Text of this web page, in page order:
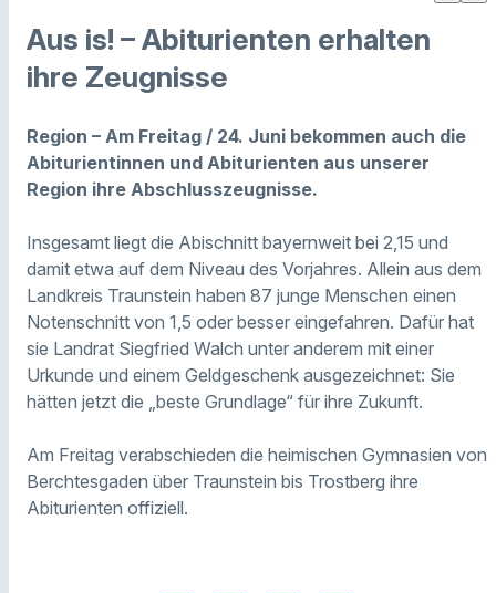
Aus is! – Abiturienten erhalten
ihre Zeugnisse
Region – Am Freitag / 24. Juni bekommen auch die
Abiturientinnen und Abiturienten aus unserer
Region ihre Abschlusszeugnisse.
Insgesamt liegt die Abischnitt bayernweit bei 2,15 und
damit etwa auf dem Niveau des Vorjahres. Allein aus dem
Landkreis Traunstein haben 87 junge Menschen einen
Notenschnitt von 1,5 oder besser eingefahren. Dafür hat
sie Landrat Siegfried Walch unter anderem mit einer
Urkunde und einem Geldgeschenk ausgezeichnet: Sie
hätten jetzt die „beste Grundlage“ für ihre Zukunft.
Am Freitag verabschieden die heimischen Gymnasien von
Berchtesgaden über Traunstein bis Trostberg ihre
Abiturienten offiziell.